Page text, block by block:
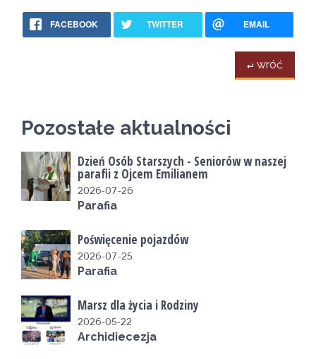
FACEBOOK TWITTER EMAIL
↵ wróć
Pozostałe aktualności
Dzień Osób Starszych - Seniorów w naszej
parafii z Ojcem Emilianem
2026-07-26
Parafia
Poświęcenie pojazdów
2026-07-25
Parafia
Marsz dla życia i Rodziny
2026-05-22
Archidiecezja